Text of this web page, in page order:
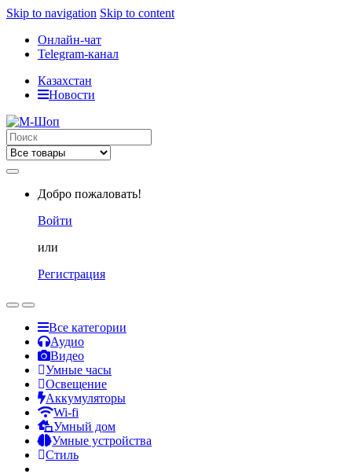
Skip to navigation Skip to content
Онлайн-чат
Telegram-канал
Казахстан
Новости
Search
for:
Добро пожаловать!
Войти
или
Регистрация
Все категории
Аудио
Видео
Умные часы
Освещение
Аккумуляторы
Wi-fi
Умный дом
Умные устройства
Стиль